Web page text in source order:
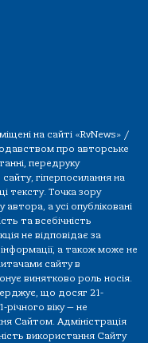
на сайті «RvNews» /
про авторське
передруку
гіперпосилання на
тексту. Точка зору
а усі опубліковані
та всебічність
не відповідає за
а також може не
сайту в
винятково роль носія.
що досяг 21-
річного віку — не
Сайтом. Адміністрація
використання Сайту